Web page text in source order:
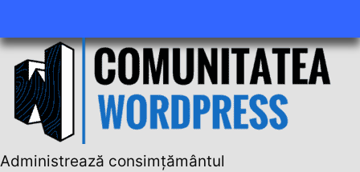
Administrează consimțământul